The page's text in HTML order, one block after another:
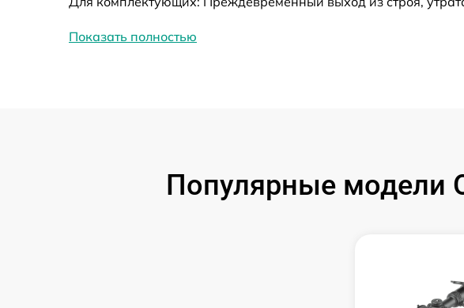
Замена корпуса
Показать полностью
Популярные модели